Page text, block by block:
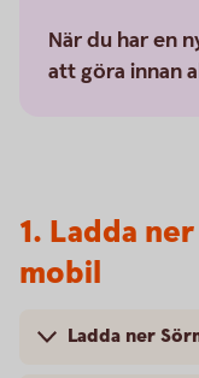
När du har en
att göra innan
1. Ladda
mobil
Ladda ner